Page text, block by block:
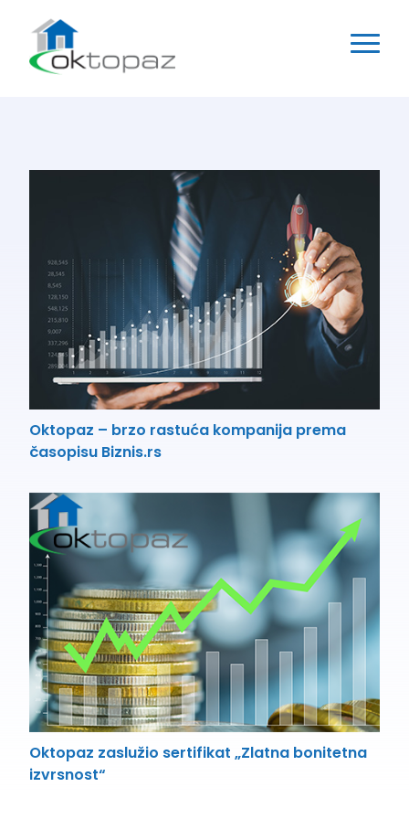
Oktopaz – brzo rastuća kompanija prema
časopisu Biznis.rs
Oktopaz zaslužio sertifikat „Zlatna bonitetna
izvrsnost“